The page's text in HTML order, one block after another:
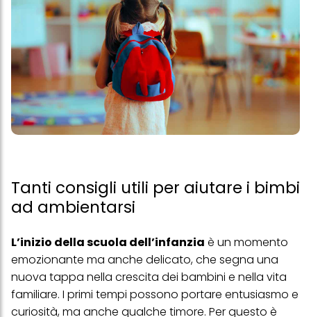
Tanti consigli utili per aiutare i bimbi
ad ambientarsi
L’inizio della scuola dell’infanzia è un momento
emozionante ma anche delicato, che segna una
nuova tappa nella crescita dei bambini e nella vita
familiare. I primi tempi possono portare entusiasmo e
curiosità, ma anche qualche timore. Per questo è